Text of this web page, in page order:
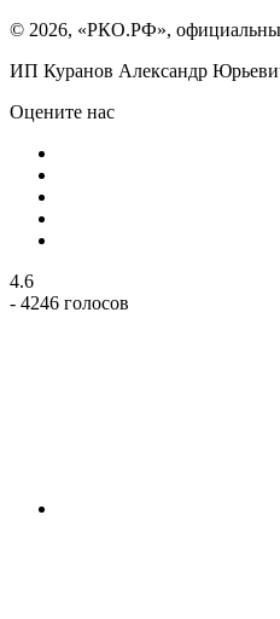
© 2026, «РКО.РФ»,
ИП Куранов Александр
Оцените нас
4.6
- 4246 голосов